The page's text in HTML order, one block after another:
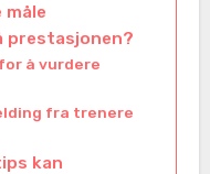
prestasjonen?
å vurdere
fra trenere
kan